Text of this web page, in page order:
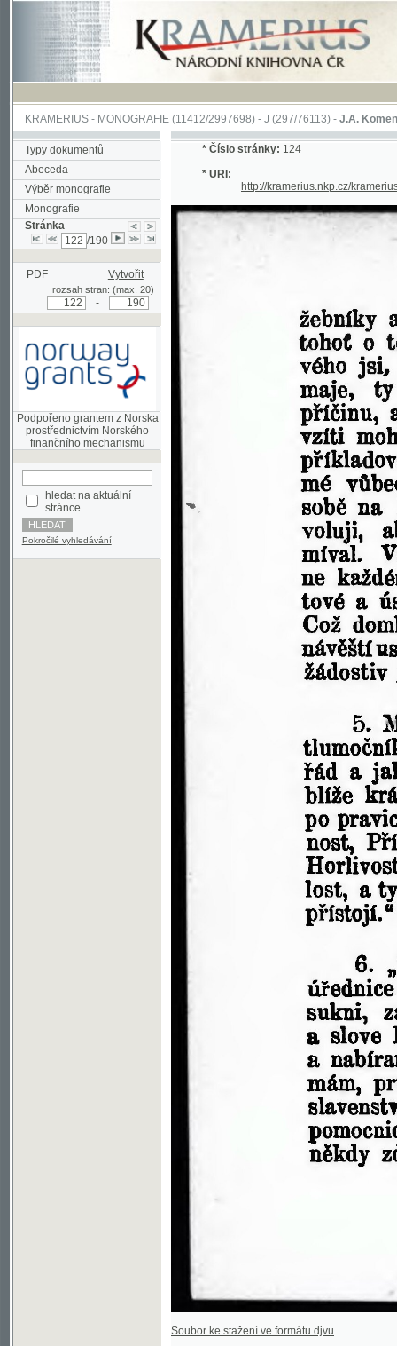
KRAMERIUS-MONOGRAFIE(11412/2997698) -J (297/76113)-J.A. Komenského
Typy dokumentů
Abeceda
Výběr monografie
Monografie
Stránka
/190
PDF Vytvořit
rozsah stran: (max. 20)
Podpořeno grantem z Norska
prostřednictvím Norského
hledat na aktuální
stránce
Pokročilé vyhledávání
http://kramerius.nkp.cz/kramerius/